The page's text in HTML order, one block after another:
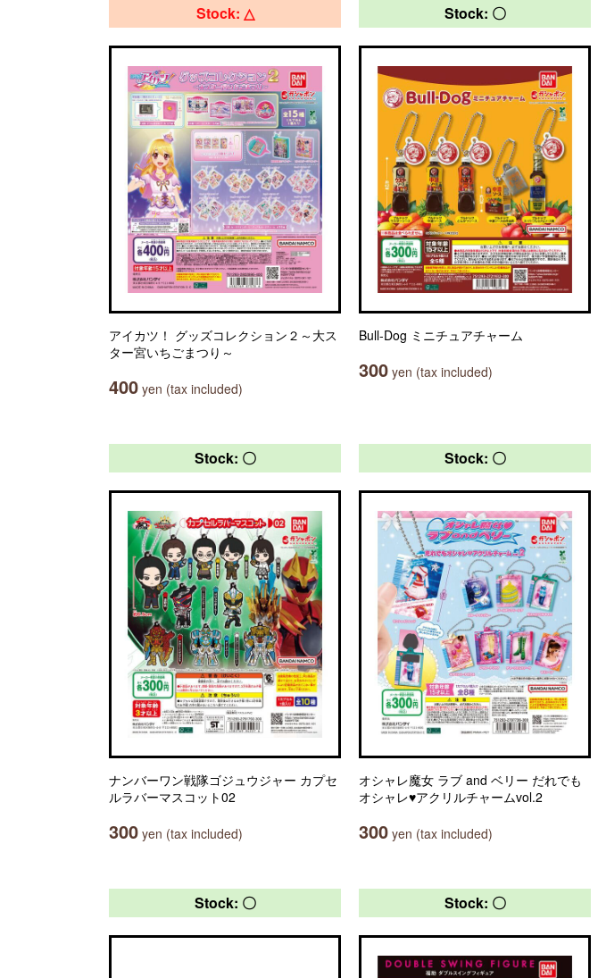
Stock: △
アイカツ！ グッズコレクション２～大ス
ター宮いちごまつり～
400 yen (tax included)
Stock: 〇
Bull-Dog ミニチュアチャーム
300 yen (tax included)
Stock: 〇
ナンバーワン戦隊ゴジュウジャー カプセ
ルラバーマスコット02
300 yen (tax included)
Stock: 〇
オシャレ魔女 ラブ and ベリー だれでも
オシャレ♥アクリルチャームvol.2
300 yen (tax included)
Stock: 〇 Stock: 〇